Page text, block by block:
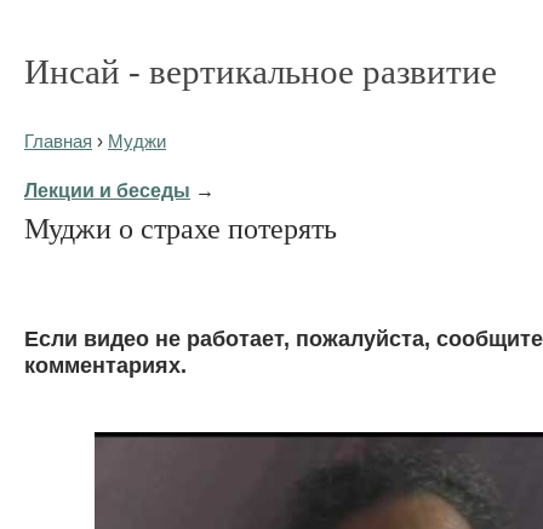
Инсай - вертикальное развитие
Главная › Муджи
Лекции и беседы →
Муджи о страхе потерять
Eсли видео не работает, пожалуйста,
комментариях.